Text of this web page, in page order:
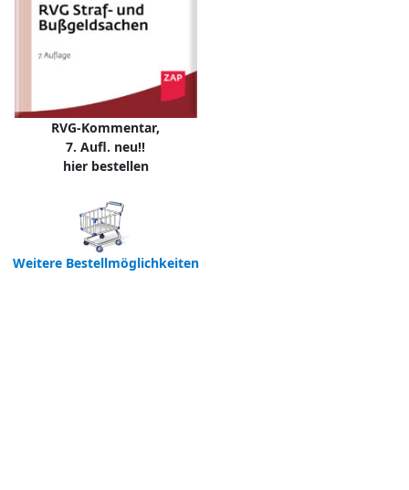
RVG-Kommentar,
7. Aufl. neu!!
hier bestellen
Weitere Bestellmöglichkeiten